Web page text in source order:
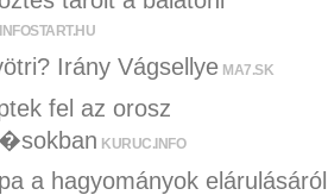
INFOSTART.HU
Irány Vágsellye MA7.SK
fel az orosz
KURUC.INFO
a hagyományok elárulásáról